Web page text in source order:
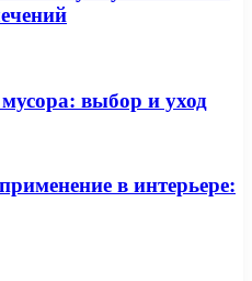
выбор и уход
в интерьере: